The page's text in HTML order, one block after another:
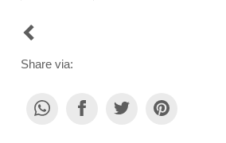
POST
Share via: